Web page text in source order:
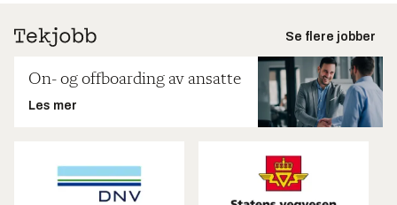
Se flere jobber
On- og offboarding av ansatte
Les mer